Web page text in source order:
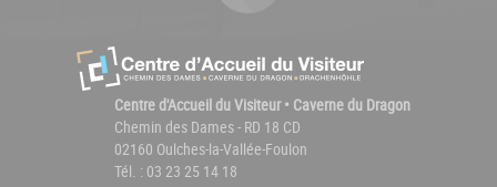
Centre d'Accueil du Visiteur • Caverne du Dragon
Chemin des Dames - RD 18 CD
02160 Oulches-la-Vallée-Foulon
Tél. : 03 23 25 14 18